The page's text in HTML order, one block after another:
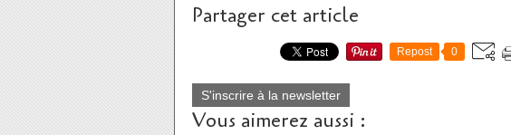
Partager cet article
Repost 0
S'inscrire à la newsletter
Vous aimerez aussi :